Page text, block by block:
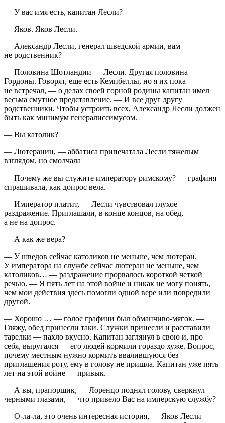
— У вас имя есть, капитан Лесли?
— Яков. Яков Лесли.
— Александр Лесли, генерал шведской армии, вам
не родственник?
— Половина Шотландии — Лесли. Другая половина —
Гордоны. Говорят, еще есть Кемпбеллы, но я их пока
не встречал, — о делах своей горной родины капитан имел
весьма смутное представление. — И все друг другу
родственники. Чтобы устроить всех, Александр Лесли должен
быть как минимум генералиссимусом.
— Вы католик?
— Лютеранин, — аббатиса припечатала Лесли тяжелым
взглядом, но смолчала
— Почему же вы служите императору римскому? — графиня
спрашивала, как допрос вела.
— Император платит, — Лесли чувствовал глухое
раздражение. Приглашали, в конце концов, на обед,
а не на допрос.
— А как же вера?
— У шведов сейчас католиков не меньше, чем лютеран.
У императора на службе сейчас лютеран не меньше, чем
католиков… — раздражение прорвалось короткой четкой
речью. — Я пять лет на этой войне и никак не могу понять,
чем мои действия здесь помогли одной вере или повредили
другой.
— Хорошо … — голос графини был обманчиво-мягок. —
Гляжу, обед принесли таки. Служки принесли и расставили
тарелки — пахло вкусно. Капитан заглянул в свою и, про
себя, выругался — его людей кормили гораздо хуже. Вопрос,
почему местным нужно кормить ввалившуюся без
приглашения роту, ему в голову не пришла. Капитан уже пять
лет на этой войне — привык.
— А вы, прапорщик, — Лоренцо поднял голову, сверкнул
черными глазами, — что привело Вас на имперскую службу?
— О-ла-ла, это очень интересная история, — Яков Лесли